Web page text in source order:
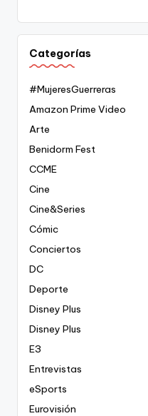
Categorías
#MujeresGuerreras
Amazon Prime Video
Arte
Benidorm Fest
CCME
Cine
Cine&Series
Cómic
Conciertos
DC
Deporte
Disney Plus
Disney Plus
E3
Entrevistas
eSports
Eurovisión